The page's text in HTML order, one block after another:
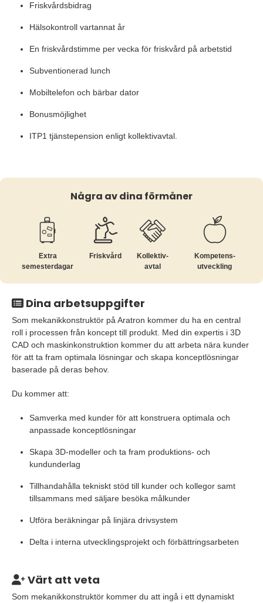
Friskvårdsbidrag
Hälsokontroll vartannat år
En friskvårdstimme per vecka för friskvård på arbetstid
Subventionerad lunch
Mobiltelefon och bärbar dator
Bonusmöjlighet
ITP1 tjänstepension enligt kollektivavtal.
Några av dina förmåner
Extra
semesterdagar
Friskvård
Kollektiv­
avtal
Kompetens­
utveckling
Dina arbetsuppgifter
Som mekanikkonstruktör på Aratron kommer du ha en central
roll i processen från koncept till produkt. Med din expertis i 3D
CAD och maskinkonstruktion kommer du att arbeta nära kunder
för att ta fram optimala lösningar och skapa konceptlösningar
baserade på deras behov.
Du kommer att:
Samverka med kunder för att konstruera optimala och
anpassade konceptlösningar
Skapa 3D-modeller och ta fram produktions- och
kundunderlag
Tillhandahålla tekniskt stöd till kunder och kollegor samt
tillsammans med säljare besöka målkunder
Utföra beräkningar på linjära drivsystem
Delta i interna utvecklingsprojekt och förbättringsarbeten
Värt att veta
Som mekanikkonstruktör kommer du att ingå i ett dynamiskt